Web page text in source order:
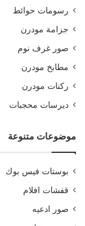
رسومات حوائط
جزامة مودرن
صور غرف نوم
مطابخ مودرن
ركنات مودرن
ديرسات محجبات
موضوعات متنوعة
بوستات فيس بوك
قفشات افلام
صور ادعيه